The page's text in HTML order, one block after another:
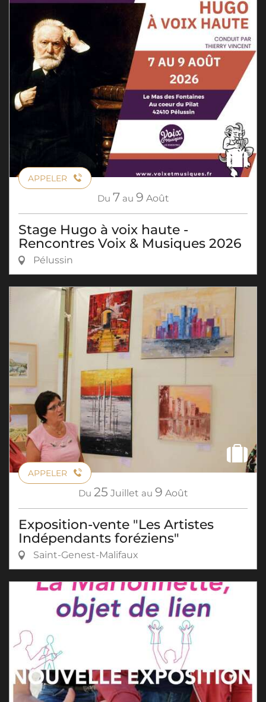
APPELER
Du 7 au 9 Août
Stage Hugo à voix haute -
Rencontres Voix & Musiques 2026
Pélussin
APPELER
Du 25 Juillet au 9 Août
Exposition-vente "Les Artistes
Indépendants foréziens"
Saint-Genest-Malifaux